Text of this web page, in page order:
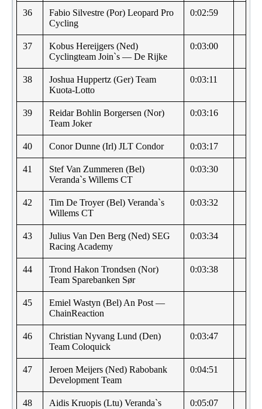
36
Fabio Silvestre (Por) Leopard Pro
Cycling
0:02:59
37
Kobus Hereijgers (Ned)
Cyclingteam Join`s — De Rijke
0:03:00
38
Joshua Huppertz (Ger) Team
Kuota-Lotto
0:03:11
39
Reidar Bohlin Borgersen (Nor)
Team Joker
0:03:16
40 Conor Dunne (Irl) JLT Condor 0:03:17
41
Stef Van Zummeren (Bel)
Veranda`s Willems CT
0:03:30
42
Tim De Troyer (Bel) Veranda`s
Willems CT
0:03:32
43
Julius Van Den Berg (Ned) SEG
Racing Academy
0:03:34
44
Trond Hakon Trondsen (Nor)
Team Sparebanken Sør
0:03:38
45
Emiel Wastyn (Bel) An Post —
ChainReaction
46
Christian Nyvang Lund (Den)
Team Coloquick
0:03:47
47
Jeroen Meijers (Ned) Rabobank
Development Team
0:04:51
48
Aidis Kruopis (Ltu) Veranda`s
0:05:07